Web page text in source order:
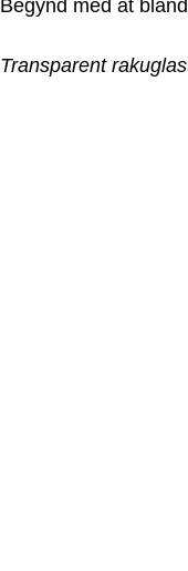
Begynd med at
Transparent